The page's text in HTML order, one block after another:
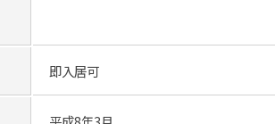
即入居可